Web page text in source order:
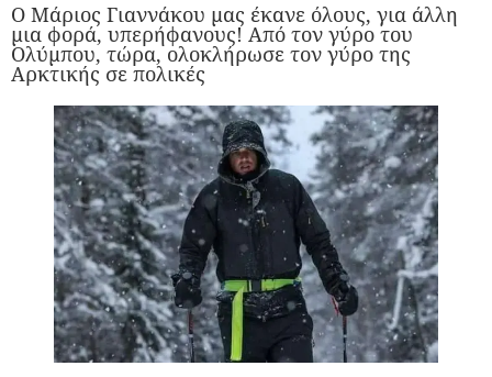
Ο Μάριος Γιαννάκου μας έκανε όλους, για άλλη
μια φορά, υπερήφανους! Από τον γύρο του
Ολύμπου, τώρα, ολοκλήρωσε τον γύρο της
Αρκτικής σε πολικές